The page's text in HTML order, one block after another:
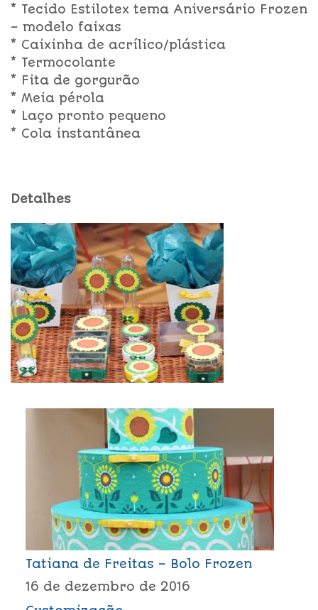
* Tecido Estilotex tema Aniversário Frozen
– modelo faixas
* Caixinha de acrílico/plástica
* Termocolante
* Fita de gorgurão
* Meia pérola
* Laço pronto pequeno
* Cola instantânea
Detalhes
Tatiana de Freitas – Bolo Frozen
16 de dezembro de 2016